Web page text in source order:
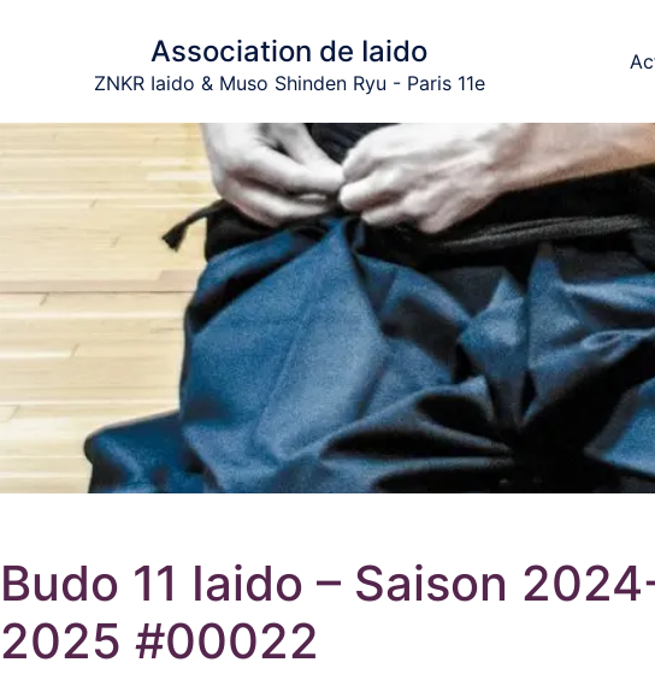
Association de Iaido
ZNKR Iaido & Muso Shinden Ryu - Paris 11e
Budo 11 Iaido – Saison
2025 #00022